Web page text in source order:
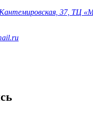
37, ТЦ